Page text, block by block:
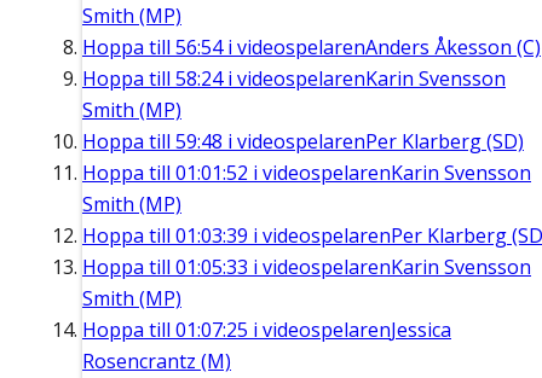
Smith (MP)
Hoppa till 56:54i videospelarenAnders Åkesson (C)
Hoppa till 58:24i videospelarenKarin Svensson
Smith (MP)
Hoppa till 59:48 i videospelarenPer Klarberg (SD)
Hoppa till 01:01:52 i videospelarenKarin Svensson
Smith (MP)
Hoppa till 01:03:39 i videospelarenPer Klarberg
Hoppa till 01:05:33 i videospelarenKarin Svensson
Smith (MP)
Hoppa till 01:07:25 i videospelarenJessica
Rosencrantz (M)